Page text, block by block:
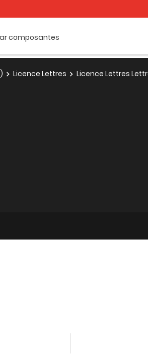
composantes
Licence Lettres Licence Lettres